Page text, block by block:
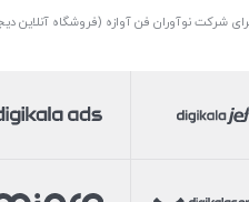
شرکت نوآوران فن آوازه (فروشگاه آنلاین